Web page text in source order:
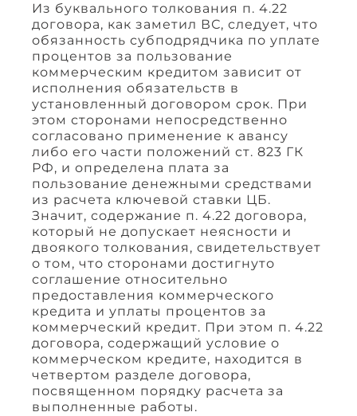
Из буквального толкования п. 4.22
договора, как заметил ВС, следует, что
обязанность субподрядчика по уплате
процентов за пользование
коммерческим кредитом зависит от
исполнения обязательств в
установленный договором срок. При
этом сторонами непосредственно
согласовано применение к авансу
либо его части положений ст. 823 ГК
РФ, и определена плата за
пользование денежными средствами
из расчета ключевой ставки ЦБ.
Значит, содержание п. 4.22 договора,
который не допускает неясности и
двоякого толкования, свидетельствует
о том, что сторонами достигнуто
соглашение относительно
предоставления коммерческого
кредита и уплаты процентов за
коммерческий кредит. При этом п. 4.22
договора, содержащий условие о
коммерческом кредите, находится в
четвертом разделе договора,
посвященном порядку расчета за
выполненные работы.